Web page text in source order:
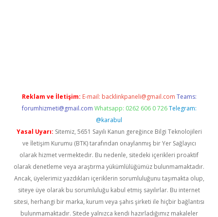
Reklam ve İletişim: E-mail: backlinkpaneli@gmail.com Teams:
forumhizmeti@gmail.com Whatsapp: 0262 606 0 726 Telegram:
@karabul
Yasal Uyarı: Sitemiz, 5651 Sayılı Kanun gereğince Bilgi Teknolojileri
ve İletişim Kurumu (BTK) tarafından onaylanmış bir Yer Sağlayıcı
olarak hizmet vermektedir. Bu nedenle, sitedeki içerikleri proaktif
olarak denetleme veya araştırma yükümlülüğümüz bulunmamaktadır.
Ancak, üyelerimiz yazdıkları içeriklerin sorumluluğunu taşımakta olup,
siteye üye olarak bu sorumluluğu kabul etmiş sayılırlar. Bu internet
sitesi, herhangi bir marka, kurum veya şahıs şirketi ile hiçbir bağlantısı
bulunmamaktadır. Sitede yalnızca kendi hazırladığımız makaleler